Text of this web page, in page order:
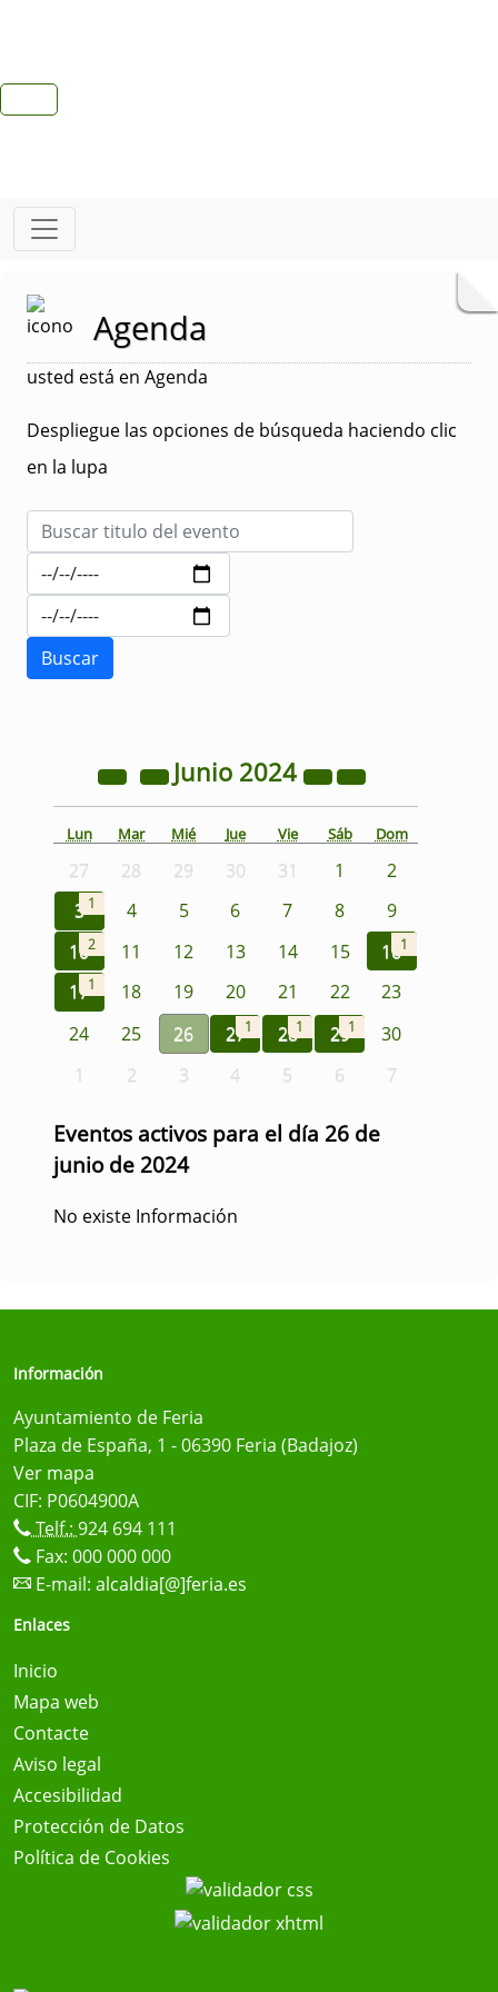
Agenda
usted está en Agenda
Despliegue las opciones de búsqueda haciendo clic
en la lupa
Junio 2024
Lun Mar Mié Jue Vie Sáb Dom
27 28 29 30 31 1
2
3 1 4 5 6 7 8
9
102 11 12 13 14 15 161
171 18 19 20 21 22
23
24
25 26 271 281 291
30
1
2 3 4 5 6 7
Eventos activos para el día 26 de
junio de 2024
No existe Información
Información
Ayuntamiento de Feria
Plaza de España, 1 - 06390 Feria (Badajoz)
Ver mapa
CIF: P0604900A
Telf.: 924 694 111
Fax: 000 000 000
E-mail: alcaldia[@]feria.es
Enlaces
Inicio
Mapa web
Contacte
Aviso legal
Accesibilidad
Protección de Datos
Política de Cookies